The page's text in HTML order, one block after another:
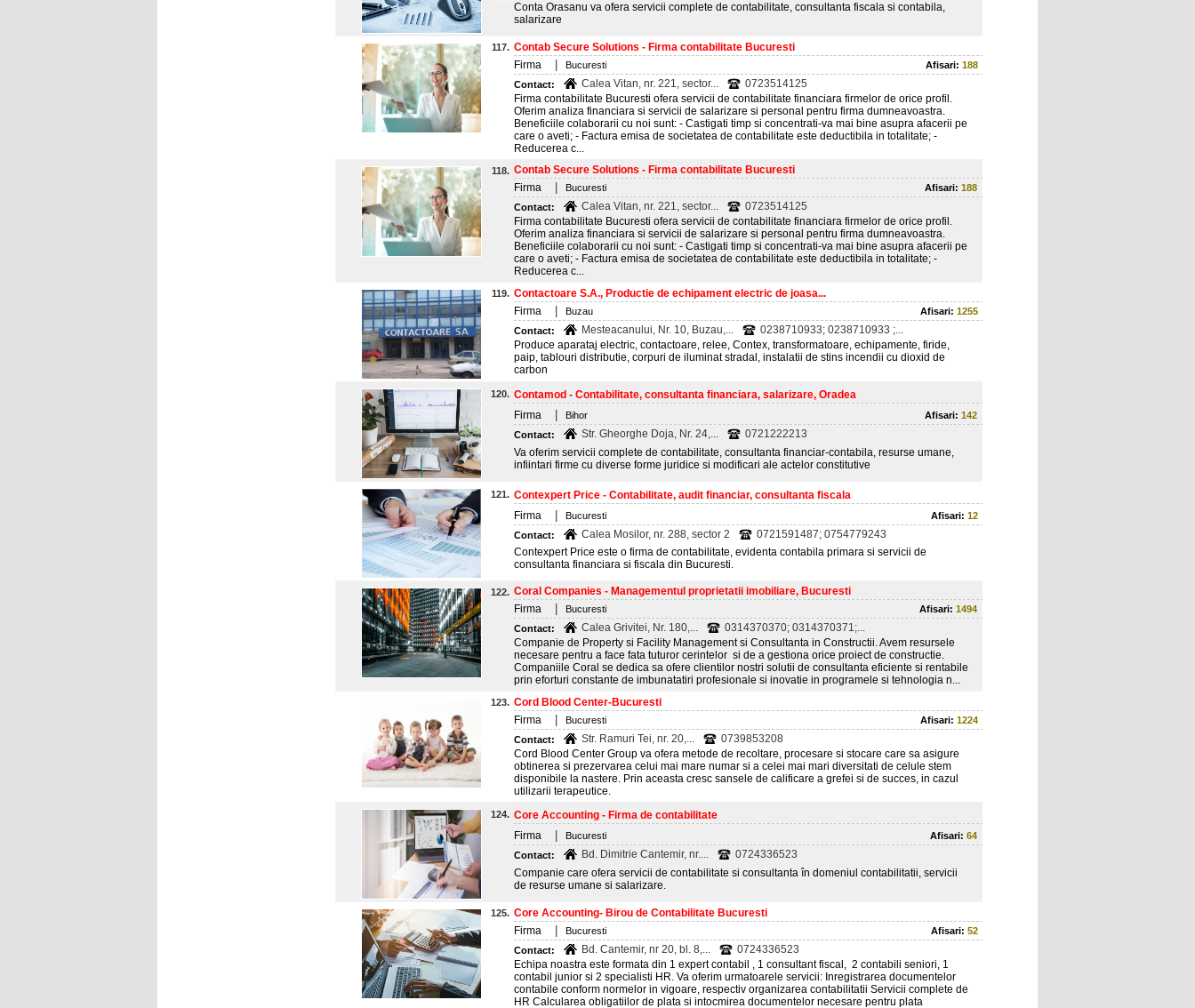
Conta Orasanu va ofera servicii complete de contabilitate, consultanta fiscala si contabila,
salarizare
117. Contab Secure Solutions - Firma contabilitate Bucuresti
Firma
Bucuresti Afisari: 188
Contact:
Calea Vitan, nr. 221, sector...
0723514125
Firma contabilitate Bucuresti ofera servicii de contabilitate financiara firmelor de orice profil.
Oferim analiza financiara si servicii de salarizare si personal pentru firma dumneavoastra.
Beneficiile colaborarii cu noi sunt: - Castigati timp si concentrati-va mai bine asupra afacerii pe
care o aveti; - Factura emisa de societatea de contabilitate este deductibila in totalitate; -
Reducerea c...
118. Contab Secure Solutions - Firma contabilitate Bucuresti
Firma
Bucuresti Afisari: 188
Contact:
Calea Vitan, nr. 221, sector...
0723514125
Firma contabilitate Bucuresti ofera servicii de contabilitate financiara firmelor de orice profil.
Oferim analiza financiara si servicii de salarizare si personal pentru firma dumneavoastra.
Beneficiile colaborarii cu noi sunt: - Castigati timp si concentrati-va mai bine asupra afacerii pe
care o aveti; - Factura emisa de societatea de contabilitate este deductibila in totalitate; -
Reducerea c...
119. Contactoare S.A., Productie de echipament electric de joasa...
Firma
Buzau Afisari: 1255
Contact:
Mesteacanului, Nr. 10, Buzau,...
0238710933; 0238710933 ;...
Produce aparataj electric, contactoare, relee, Contex, transformatoare, echipamente, firide,
paip, tablouri distributie, corpuri de iluminat stradal, instalatii de stins incendii cu dioxid de
carbon
120. Contamod - Contabilitate, consultanta financiara, salarizare, Oradea
Firma
Bihor Afisari: 142
Contact:
Str. Gheorghe Doja, Nr. 24,...
0721222213
Va oferim servicii complete de contabilitate, consultanta financiar-contabila, resurse umane,
infiintari firme cu diverse forme juridice si modificari ale actelor constitutive
121. Contexpert Price - Contabilitate, audit financiar, consultanta fiscala
Firma
Bucuresti Afisari: 12
Contact:
Calea Mosilor, nr. 288, sector 2
0721591487; 0754779243
Contexpert Price este o firma de contabilitate, evidenta contabila primara si servicii de
consultanta financiara si fiscala din Bucuresti.
122. Coral Companies - Managementul proprietatii imobiliare, Bucuresti
Firma
Bucuresti Afisari: 1494
Contact:
Calea Grivitei, Nr. 180,...
0314370370; 0314370371;...
Companie de Property si Facility Management si Consultanta in Constructii. Avem resursele
necesare pentru a face fata tuturor cerintelor si de a gestiona orice proiect de constructie.
Companiile Coral se dedica sa ofere clientilor nostri solutii de consultanta eficiente si rentabile
prin eforturi constante de imbunatatiri profesionale si inovatie in programele si tehnologia n...
123. Cord Blood Center-Bucuresti
Firma
Bucuresti Afisari: 1224
Contact:
Str. Ramuri Tei, nr. 20,...
0739853208
Cord Blood Center Group va ofera metode de recoltare, procesare si stocare care sa asigure
obtinerea si prezervarea celui mai mare numar si a celei mai mari diversitati de celule stem
disponibile la nastere. Prin aceasta cresc sansele de calificare a grefei si de succes, in cazul
utilizarii terapeutice.
124. Core Accounting - Firma de contabilitate
Firma
Bucuresti Afisari: 64
Contact:
Bd. Dimitrie Cantemir, nr....
0724336523
Companie care ofera servicii de contabilitate si consultanta în domeniul contabilitatii, servicii
de resurse umane si salarizare.
125. Core Accounting- Birou de Contabilitate Bucuresti
Firma
Bucuresti Afisari: 52
Contact:
Bd. Cantemir, nr 20, bl. 8,...
0724336523
Echipa noastra este formata din 1 expert contabil , 1 consultant fiscal, 2 contabili seniori, 1
contabil junior si 2 specialisti HR. Va oferim urmatoarele servicii: Inregistrarea documentelor
contabile conform normelor in vigoare, respectiv organizarea contabilitatii Servicii complete de
HR Calcularea obligatiilor de plata si intocmirea documentelor necesare pentru plata